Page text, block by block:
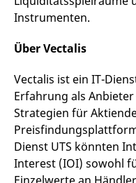
Instrumenten.
Über Vectalis
Vectalis ist ein IT-
Erfahrung als
Strategien für
Dienst UTS könnten
Interest (IOI) sowohl